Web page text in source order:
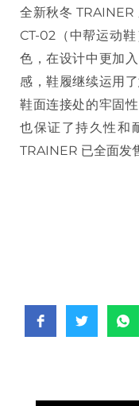
全新秋冬 TRAINER
CT-02（中帮运动
色，在设计中更加
感，鞋履继续运用
鞋面连接处的牢固
也保证了持久性和
TRAINER 已全面发